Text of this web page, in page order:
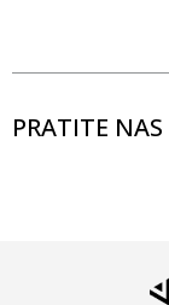
PRATITE NAS